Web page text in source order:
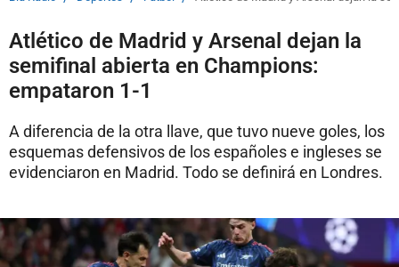
Atlético de Madrid y Arsenal dejan la
semifinal abierta en Champions:
empataron 1-1
A diferencia de la otra llave, que tuvo nueve goles, los
esquemas defensivos de los españoles e ingleses se
evidenciaron en Madrid. Todo se definirá en Londres.